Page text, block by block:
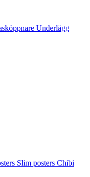
Underlägg
Slim posters Chibi